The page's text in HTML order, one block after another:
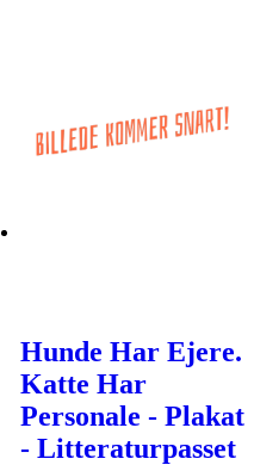
Hunde Har Ejere.
Katte Har
Personale - Plakat
- Litteraturpasset